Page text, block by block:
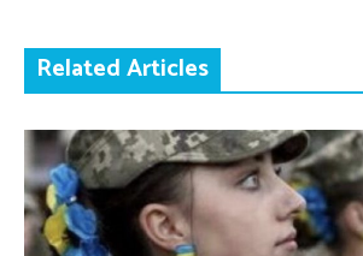
Related Articles